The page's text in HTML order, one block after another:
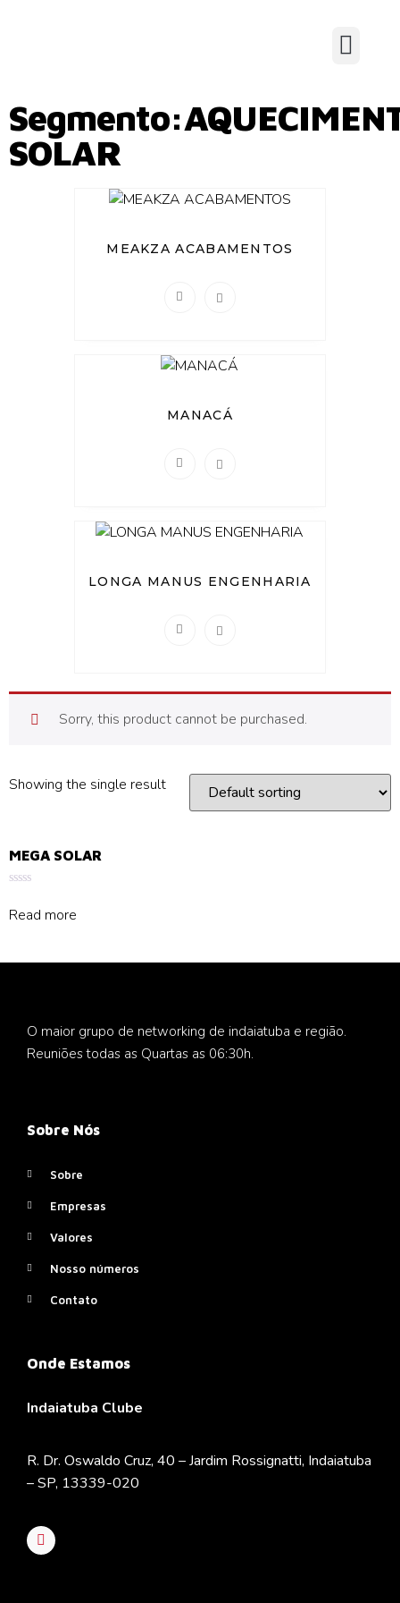
SOLAR
MEAKZA ACABAMENTOS
MANACÁ
LONGA MANUS ENGENHARIA
Sorry, this product cannot be purchased.
Showing the single result
MEGA SOLAR
0
out
Read more
O maior grupo de networking de indaiatuba e região.
Reuniões todas as Quartas as 06:30h.
Sobre Nós
Sobre
Empresas
Valores
Nosso números
Contato
Onde Estamos
Indaiatuba Clube
R. Dr. Oswaldo Cruz, 40 – Jardim Rossignatti, Indaiatuba
– SP, 13339-020